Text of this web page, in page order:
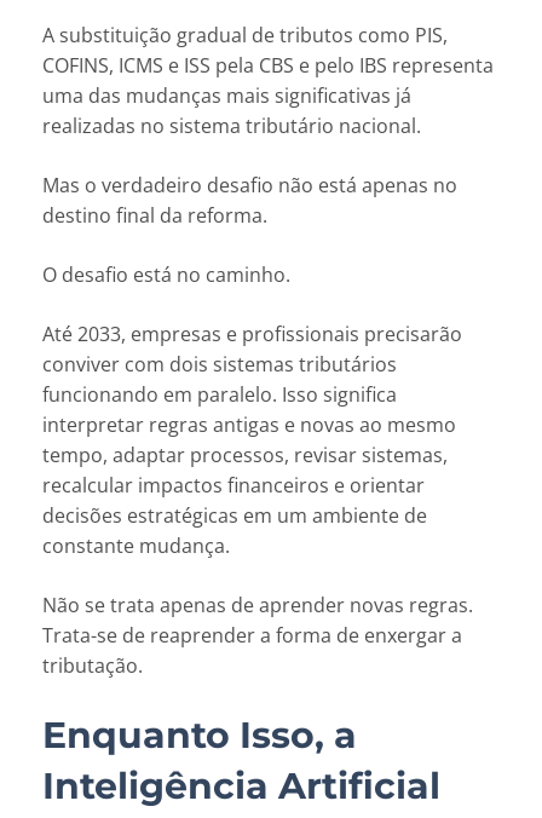
A substituição gradual de tributos como PIS,
COFINS, ICMS e ISS pela CBS e pelo IBS representa
uma das mudanças mais significativas já
realizadas no sistema tributário nacional.
Mas o verdadeiro desafio não está apenas no
destino final da reforma.
O desafio está no caminho.
Até 2033, empresas e profissionais precisarão
conviver com dois sistemas tributários
funcionando em paralelo. Isso significa
interpretar regras antigas e novas ao mesmo
tempo, adaptar processos, revisar sistemas,
recalcular impactos financeiros e orientar
decisões estratégicas em um ambiente de
constante mudança.
Não se trata apenas de aprender novas regras.
Trata-se de reaprender a forma de enxergar a
tributação.
Enquanto Isso, a
Inteligência Artificial